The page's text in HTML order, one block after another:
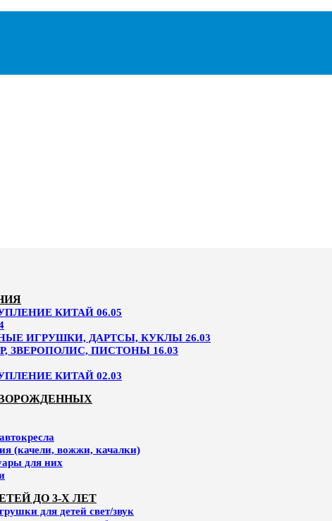
КИТАЙ 06.05
ИГРУШКИ, ДАРТСЫ, КУКЛЫ 26.03
ЗВЕРОПОЛИС, ПИСТОНЫ 16.03
КИТАЙ 02.03
(качели, вожжи, качалки)
для них
ДО 3-Х ЛЕТ
для детей свет/звук